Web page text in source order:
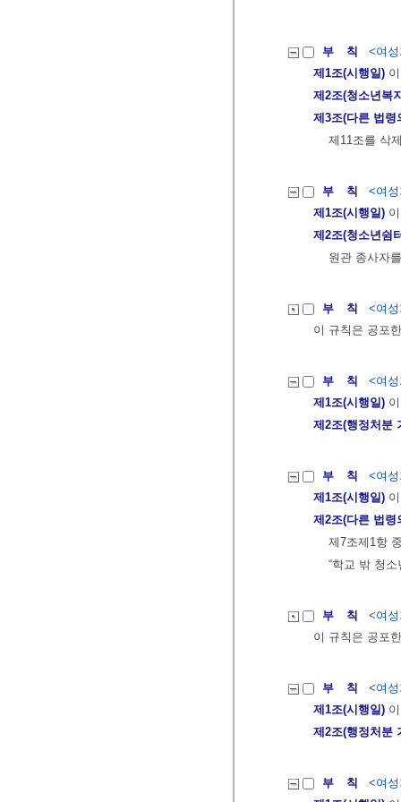
부 칙
<여
제1조(시행일)
제2조(청소년복
제3조(다른 법령
제11조를 삭
부 칙
<여
제1조(시행일)
제2조(청소년쉼
원관 종사자
부 칙
<여
이 규칙은 공포
부 칙
<여
제1조(시행일)
제2조(행정처분
부 칙
<여
제1조(시행일)
제2조(다른 법령
제7조제1항
“학교 밖 청소
부 칙
<여
이 규칙은 공포
부 칙
<여
제1조(시행일)
제2조(행정처분
부 칙
<여